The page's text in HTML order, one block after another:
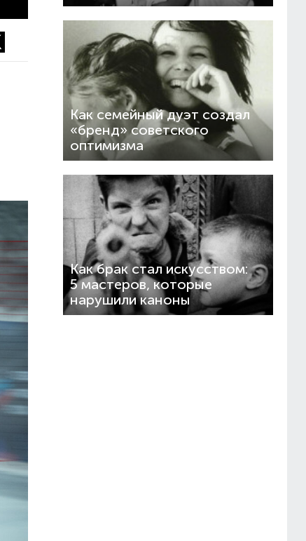
Как семейный дуэт создал
«бренд» советского
оптимизма
Как брак стал искусством:
5 мастеров, которые
нарушили каноны